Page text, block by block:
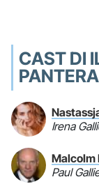
CAST DI
PANTERA
Irena
Malcolm
Paul